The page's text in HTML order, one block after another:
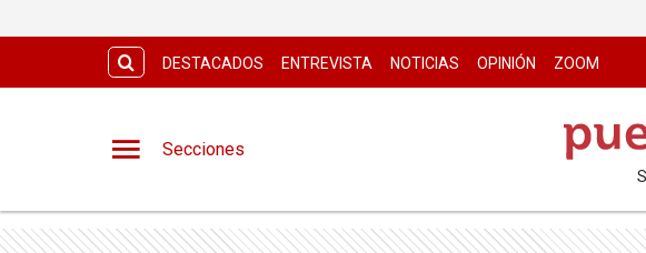
DESTACADOS ENTREVISTA NOTICIAS OPINIÓN ZOOM
Secciones